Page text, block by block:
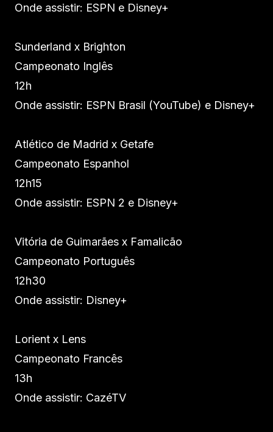
Onde assistir: ESPN e Disney+
Sunderland x Brighton
Campeonato Inglês
12h
Onde assistir: ESPN Brasil (YouTube) e Disney+
Atlético de Madrid x Getafe
Campeonato Espanhol
12h15
Onde assistir: ESPN 2 e Disney+
Vitória de Guimarães x Famalicão
Campeonato Português
12h30
Onde assistir: Disney+
Lorient x Lens
Campeonato Francês
13h
Onde assistir: CazéTV